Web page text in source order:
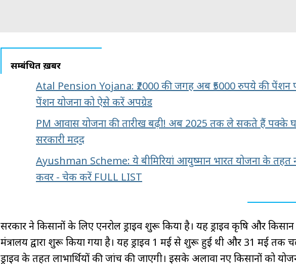
सम्बंधित ख़बरें
Atal Pension Yojana: ₹2000 की जगह अब ₹5000 रुपये की पेंशन
पेंशन योजना को ऐसे करें अपग्रेड
PM आवास योजना की तारीख बढ़ी! अब 2025 तक ले सकते हैं पक्के
सरकारी मदद
Ayushman Scheme: ये बीमिरियां आयुष्मान भारत योजना के तहत
कवर - चेक करें FULL LIST
सरकार ने किसानों के लिए एनरोल ड्राइव शुरू किया है। यह ड्राइव कृषि और
मंत्रालय द्वारा शुरू किया गया है। यह ड्राइव 1 मई से शुरू हुई थी और 31 मई तक
ड्राइव के तहत लाभार्थियों की जांच की जाएगी। इसके अलावा नए किसानों को